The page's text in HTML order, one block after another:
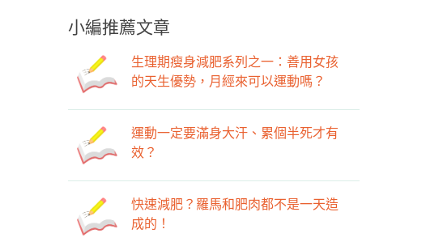
小編推薦文章
生理期瘦身減肥系列之一：善用女孩
的天生優勢，月經來可以運動嗎？
運動一定要滿身大汗、累個半死才有
效？
快速減肥？羅馬和肥肉都不是一天造
成的！